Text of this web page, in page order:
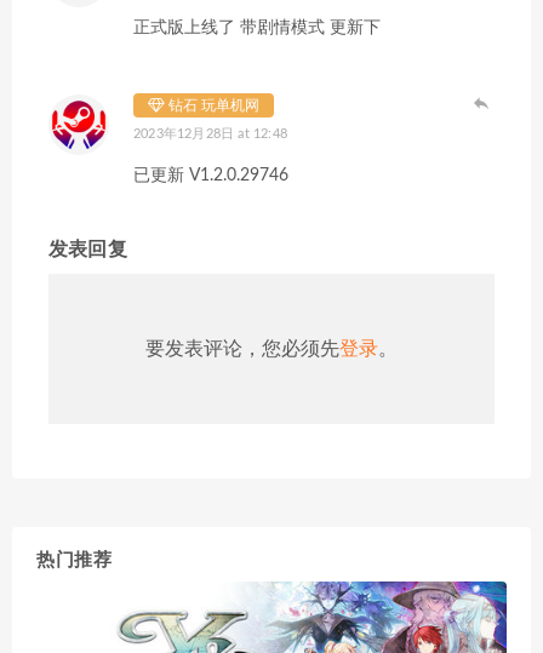
正式版上线了 带剧情模式 更新下
钻石 玩单机网
2023年12月28日 at 12:48
已更新 V1.2.0.29746
发表回复
要发表评论，您必须先登录。
热门推荐